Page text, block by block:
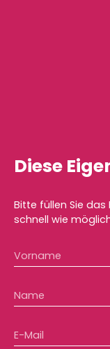
Diese
Bitte füllen Sie
schnell wie
Vorname
Name
E-Mail